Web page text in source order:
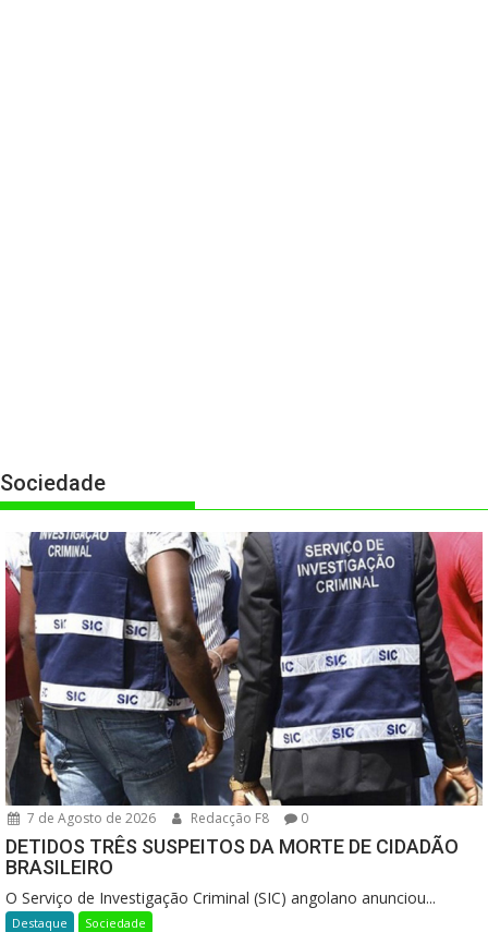
Sociedade
7 de Agosto de 2026 Redacção F8 0
DETIDOS TRÊS SUSPEITOS DA MORTE DE CIDADÃO
BRASILEIRO
O Serviço de Investigação Criminal (SIC) angolano anunciou...
Destaque Sociedade